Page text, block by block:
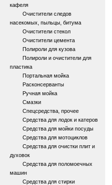
кафеля
Очистители следов
насекомых, пыльцы, битума
Очистители стекол
Очистители цемента
Полироли для кузова
Полироли и очистители для
пластика
Портальная мойка
Расконсерванты
Ручная мойка
Смазки
Спецсредства, прочее
Средства для лодок и катеров
Средства для мойки посуды
Средства для мотоциклов
Средства для очистки плит и
духовок
Средства для поломоечных
машин
Средства для стирки